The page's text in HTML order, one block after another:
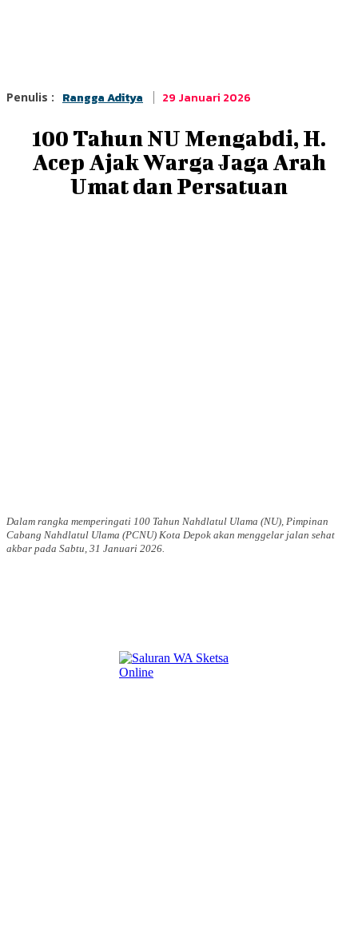
Penulis : Rangga Aditya 29 Januari 2026
100 Tahun NU Mengabdi, H.
Acep Ajak Warga Jaga Arah
Umat dan Persatuan
Dalam rangka memperingati 100 Tahun Nahdlatul Ulama (NU), Pimpinan
Cabang Nahdlatul Ulama (PCNU) Kota Depok akan menggelar jalan sehat
akbar pada Sabtu, 31 Januari 2026.